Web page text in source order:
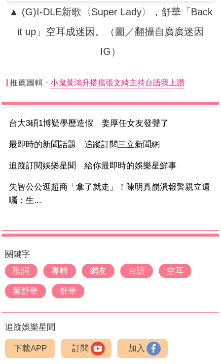
▲ (G)I-DLE新歌〈Super Lady〉，舒華「Back
it up」空耳成迷因。（圖／翻攝自廣廣迷因
IG）
推薦圖輯 小鬼黃鴻升搭擋張文綺主持台語我上讚
台大3碩1博疑學歷造假 姜厚任女友發聲了
最即時的新聞話題 追蹤訂閱三立新聞網
追蹤訂閱娛樂星聞 給你最即時的娛樂星鮮事
失智公公逛超商「拿了就走」！陳明真崩潰報警親立遺
囑：生...
關鍵字
歌詞
專輯 網友 台語 空耳
葉舒華 舒華
追蹤娛樂星聞
下載APP 訂閱 加入